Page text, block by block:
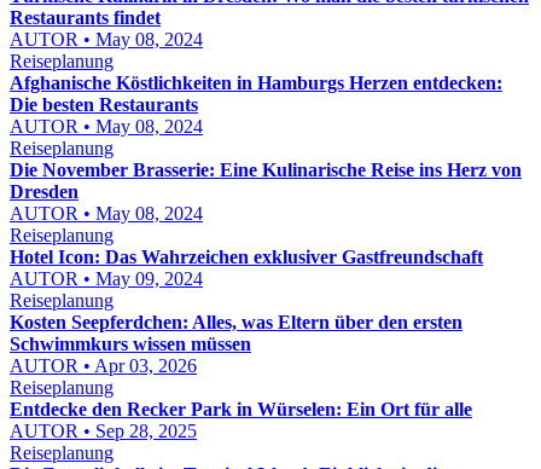
Restaurants findet
AUTOR • May 08, 2024
Reiseplanung
Afghanische Köstlichkeiten in Hamburgs Herzen entdecken:
Die besten Restaurants
AUTOR • May 08, 2024
Reiseplanung
Die November Brasserie: Eine Kulinarische Reise ins Herz von
Dresden
AUTOR • May 08, 2024
Reiseplanung
Hotel Icon: Das Wahrzeichen exklusiver Gastfreundschaft
AUTOR • May 09, 2024
Reiseplanung
Kosten Seepferdchen: Alles, was Eltern über den ersten
Schwimmkurs wissen müssen
AUTOR • Apr 03, 2026
Reiseplanung
Entdecke den Recker Park in Würselen: Ein Ort für alle
AUTOR • Sep 28, 2025
Reiseplanung